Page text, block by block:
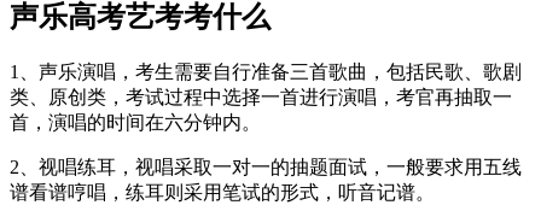
声乐高考艺考考什么
1、声乐演唱，考生需要自行准备三首歌曲，包括民歌、歌剧
类、原创类，考试过程中选择一首进行演唱，考官再抽取一
首，演唱的时间在六分钟内。
2、视唱练耳，视唱采取一对一的抽题面试，一般要求用五线
谱看谱哼唱，练耳则采用笔试的形式，听音记谱。